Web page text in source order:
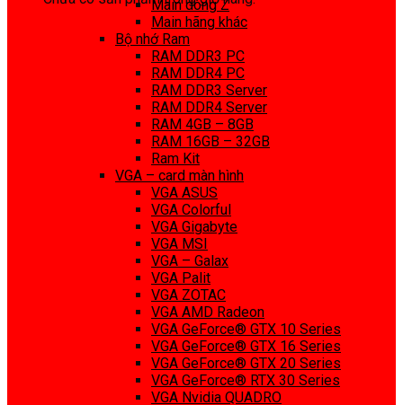
Main dòng Z
Main hãng khác
Bộ nhớ Ram
RAM DDR3 PC
RAM DDR4 PC
RAM DDR3 Server
RAM DDR4 Server
RAM 4GB – 8GB
RAM 16GB – 32GB
Ram Kit
VGA – card màn hình
VGA ASUS
VGA Colorful
VGA Gigabyte
VGA MSI
VGA – Galax
VGA Palit
VGA ZOTAC
VGA AMD Radeon
VGA GeForce® GTX 10 Series
VGA GeForce® GTX 16 Series
VGA GeForce® GTX 20 Series
VGA GeForce® RTX 30 Series
VGA Nvidia QUADRO